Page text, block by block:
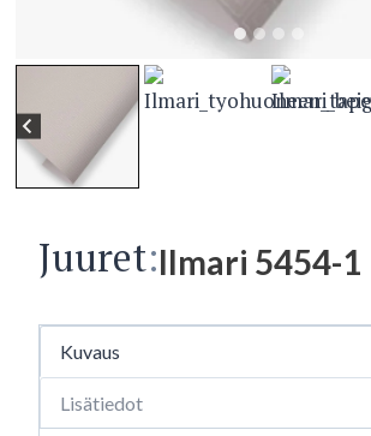
Juuret:Ilmari 5454-1
Kuvaus
Lisätiedot